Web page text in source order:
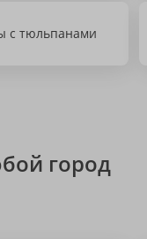
с тюльпанами
город